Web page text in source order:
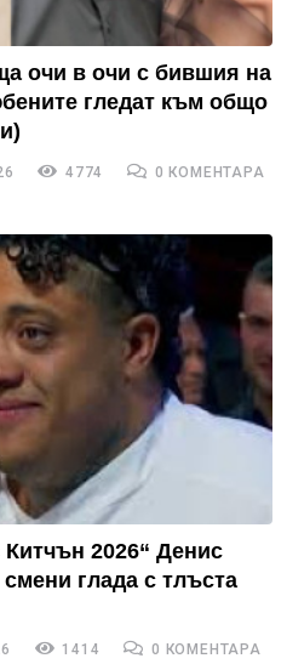
очи в очи с бившия на
гледат към общо
4774 0 КОМЕНТАРА
2026“ Денис
глада с тлъста
1414 0 КОМЕНТАРА